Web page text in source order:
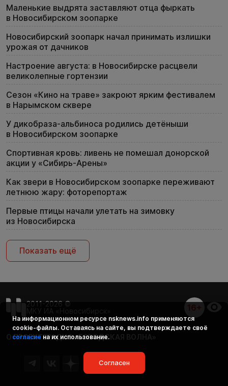
Маленькие выдрята заставляют отца фыркать
в Новосибирском зоопарке
Новосибирский зоопарк начал принимать излишки
урожая от дачников
Настроение августа: в Новосибирске расцвели
великолепные гортензии
Сезон «Кино на траве» закроют ярким фестивалем
в Нарымском сквере
У дикобраза-альбиноса родились детёныши
в Новосибирском зоопарке
Спортивная кровь: ливень не помешал донорской
акции у «Сибирь-Арены»
Как звери в Новосибирском зоопарке переживают
летнюю жару: фоторепортаж
Первые птицы начали улетать на зимовку
из Новосибирска
Показать ещё
2011-2026 ©
О ПРОЕКТЕРАДИО «ГОРОДСКАЯ ВОЛНА»
На информационном ресурсе nsknews.info применяются
cookie-файлы. Оставаясь на сайте, вы подтверждаете своё
согласие на их использование.
Согласен